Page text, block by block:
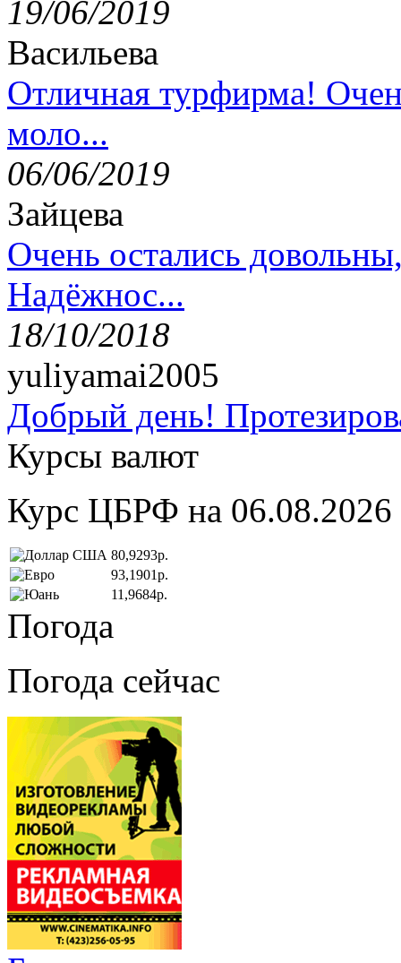
19/06/2019
Васильева
Отличная турфирма!
моло...
06/06/2019
Зайцева
Очень остались
Надёжнос...
18/10/2018
yuliyamai2005
Добрый день!
Курсы валют
Курс ЦБРФ на 06.08.2026
80,9293р.
93,1901р.
11,9684р.
Погода
Погода сейчас